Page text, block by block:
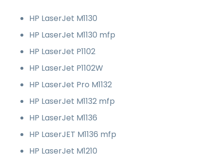
HP LaserJet M1130
HP LaserJet M1130 mfp
HP LaserJet P1102
HP LaserJet P1102W
HP LaserJet Pro M1132
HP LaserJet M1132 mfp
HP LaserJet M1136
HP LaserJET M1136 mfp
HP LaserJet M1210